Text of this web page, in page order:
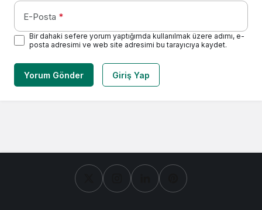
E-Posta *
Bir dahaki sefere yorum yaptığımda kullanılmak üzere adımı, e-
posta adresimi ve web site adresimi bu tarayıcıya kaydet.
Yorum Gönder Giriş Yap